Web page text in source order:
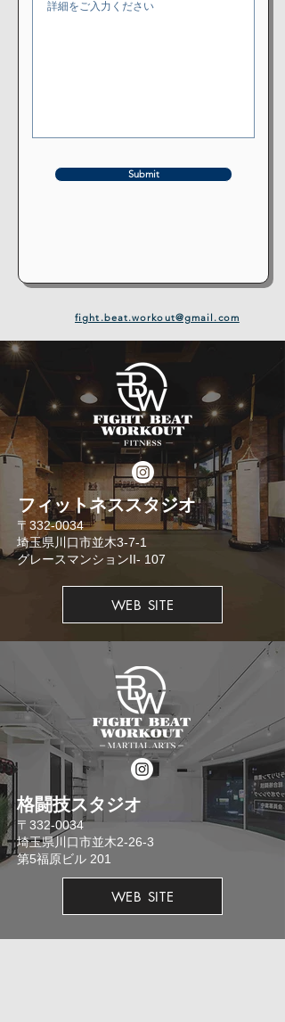
Submit
fight.beat.workout@gmail.com
​フィットネススタジオ
​〒332-0034
埼玉県川口市並木3-7-1
​グレースマンションII- 107
WEB SITE
格闘技スタジオ
​〒332-0034
埼玉県川口市並木2-26-3
​第5福原ビル 201
WEB SITE